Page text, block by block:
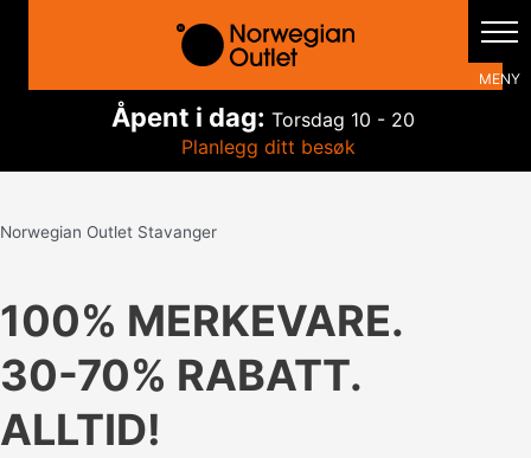
innholdet
Åpent i dag: Torsdag 10 - 20
Planlegg ditt besøk
Norwegian Outlet Stavanger
100% MERKEVARE.
30-70% RABATT.
ALLTID!